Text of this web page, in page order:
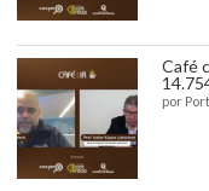
Café
por